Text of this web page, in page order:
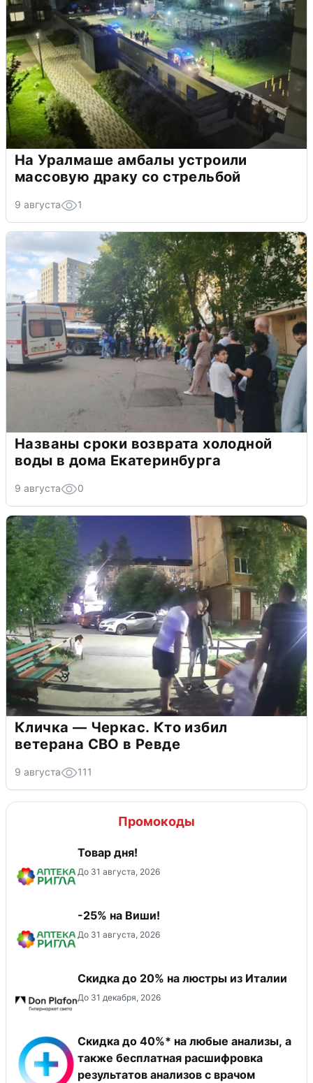
На Уралмаше амбалы устроили
массовую драку со стрельбой
9 августа 1
Названы сроки возврата холодной
воды в дома Екатеринбурга
9 августа 0
Кличка — Черкас. Кто избил
ветерана СВО в Ревде
9 августа 111
Промокоды
Товар дня!
До 31 августа, 2026
-25% на Виши!
До 31 августа, 2026
Скидка до 20% на люстры из Италии
До 31 декабря, 2026
Скидка до 40%* на любые анализы, а
также бесплатная расшифровка
результатов анализов с врачом